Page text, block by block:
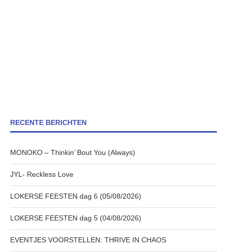
RECENTE BERICHTEN
MONOKO – Thinkin’ Bout You (Always)
JYL- Reckless Love
LOKERSE FEESTEN dag 6 (05/08/2026)
LOKERSE FEESTEN dag 5 (04/08/2026)
EVENTJES VOORSTELLEN: THRIVE IN CHAOS